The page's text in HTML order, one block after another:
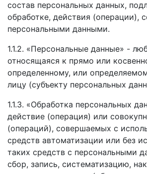
состав персональных данных,
обработке, действия (операции),
персональными данными.
1.1.2. «Персональные данные» -
относящаяся к прямо или
определенному, или
лицу (субъекту персональных
1.1.3. «Обработка персональных
действие (операция) или
(операций), совершаемых с
средств автоматизации или без
таких средств с персональными
сбор, запись, систематизацию,